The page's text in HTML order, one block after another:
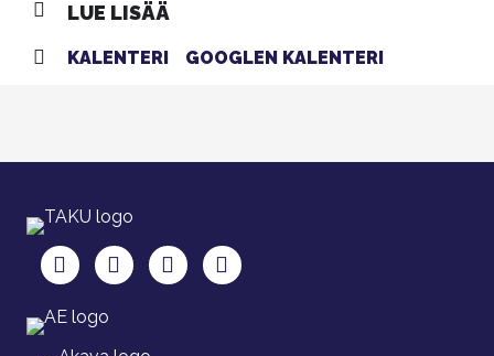
LUE LISÄÄ
KALENTERI GOOGLEN KALENTERI
TAKU Facebookissa
TAKU Twitterissä
TAKU Instagramissa
TAKU LinkedInissä